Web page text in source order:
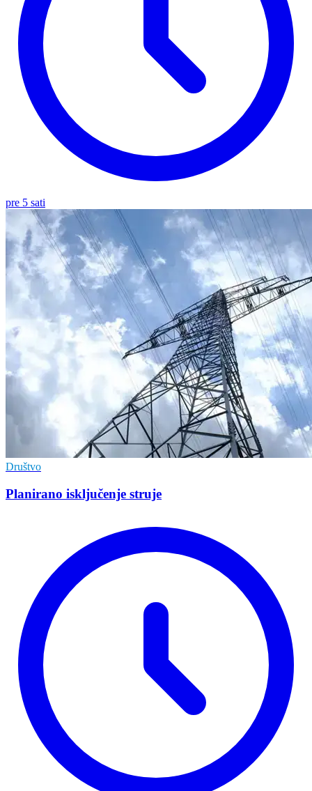
pre 5 sati
Društvo
Planirano isključenje struje